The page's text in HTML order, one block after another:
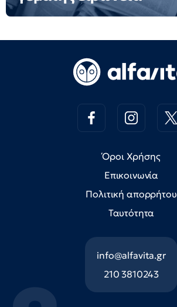
Όροι Χρήσης
Επικοινωνία
Πολιτική απορρήτου
Ταυτότητα
info@alfavita.gr
210 3810243